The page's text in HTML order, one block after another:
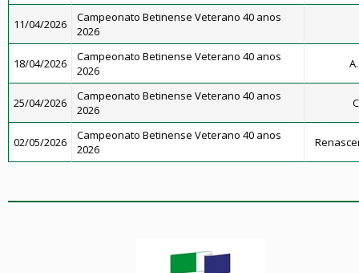
11/04/2026
Campeonato Betinense Veterano 40 anos
2026
18/04/2026
Campeonato Betinense Veterano 40 anos
2026
25/04/2026
Campeonato Betinense Veterano 40 anos
2026
02/05/2026
Campeonato Betinense Veterano 40 anos
2026